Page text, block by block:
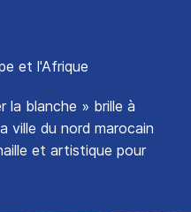
et l'Afrique
la blanche » brille à
ville du nord marocain
et artistique pour